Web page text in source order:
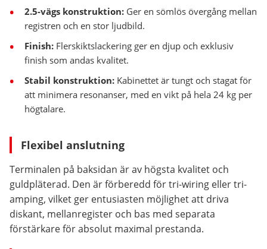
2.5-vägs konstruktion: Ger en sömlös övergång mellan
registren och en stor ljudbild.
Finish: Flerskiktslackering ger en djup och exklusiv
finish som andas kvalitet.
Stabil konstruktion: Kabinettet är tungt och stagat för
att minimera resonanser, med en vikt på hela 24 kg per
högtalare.
Flexibel anslutning
Terminalen på baksidan är av högsta kvalitet och
guldpläterad. Den är förberedd för tri-wiring eller tri-
amping, vilket ger entusiasten möjlighet att driva
diskant, mellanregister och bas med separata
förstärkare för absolut maximal prestanda.